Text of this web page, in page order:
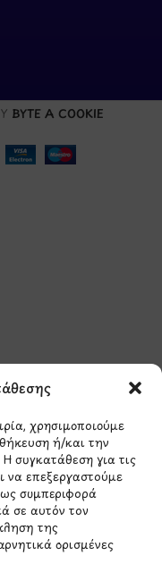
χρησιμοποιούμε
ή/και την
συγκατάθεση για τις
να επεξεργαστούμε
συμπεριφορά
σε αυτόν τον
της
ορισμένες
BYTE A COOKIE
με την